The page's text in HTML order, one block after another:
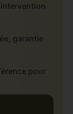
garantie
pour